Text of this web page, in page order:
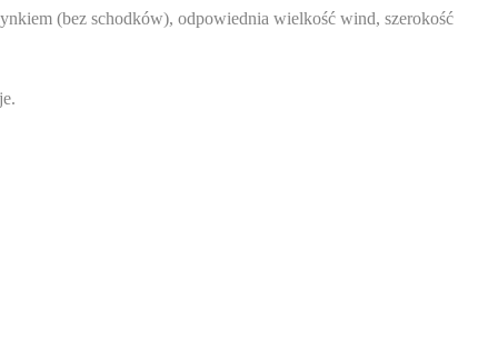
(bez schodków), odpowiednia wielkość wind, szerokość